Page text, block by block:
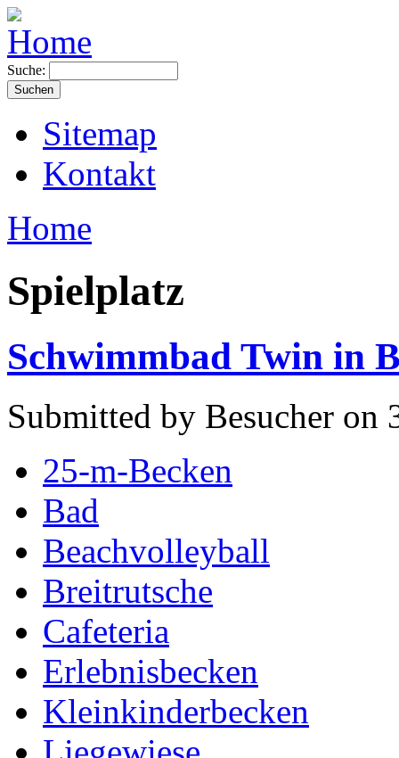
Suche:
Sitemap
Kontakt
Home
Spielplatz
Schwimmbad Twin in
Submitted by Besucher on
25-m-Becken
Bad
Beachvolleyball
Breitrutsche
Cafeteria
Erlebnisbecken
Kleinkinderbecken